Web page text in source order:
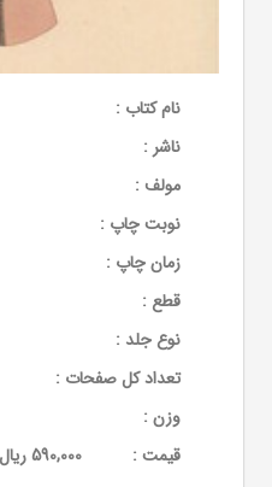
نام کتاب :
ناشر :
مولف :
نوبت چاپ :
زمان چاپ :
قطع :
نوع جلد :
تعداد کل صفحات :
وزن :
قيمت :
590,000 ریال